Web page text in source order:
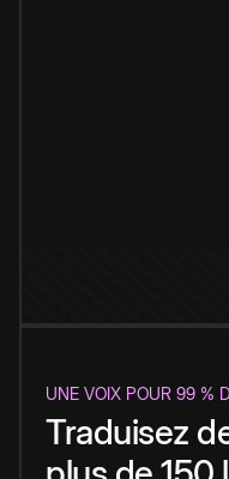
UNE VOIX POUR 99 %
Traduisez